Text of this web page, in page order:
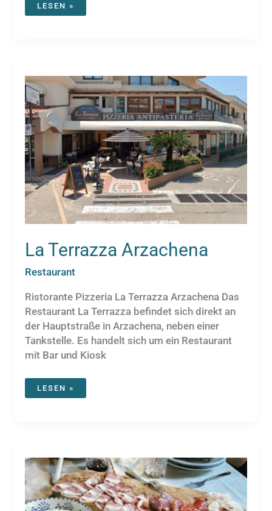
LISCIA
LESEN »
La Terrazza Arzachena
Restaurant
Ristorante Pizzeria La Terrazza Arzachena Das
Restaurant La Terrazza befindet sich direkt an
der Hauptstraße in Arzachena, neben einer
Tankstelle. Es handelt sich um ein Restaurant
mit Bar und Kiosk
LA
TERRAZZA
LESEN »